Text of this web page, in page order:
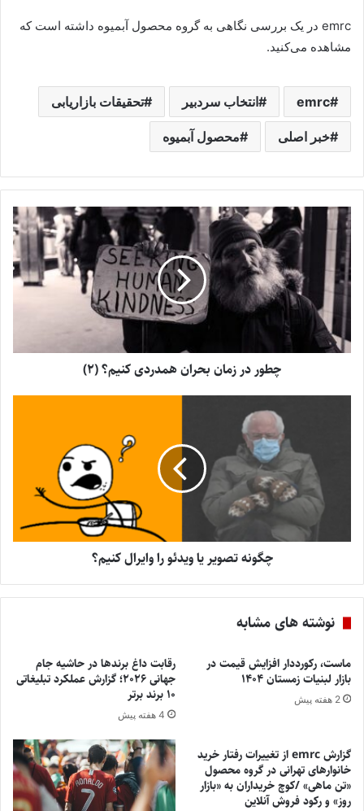
emrc در یک بررسی نگاهی به گروه محصول آبمیوه داشته است که
مشاهده می‌کنید.
emrc انتخاب سردبیر تحقیقات بازاریابی
خبر اصلی محصول آبمیوه
چطور در زمان بحران همدردی کنیم؟ (2)
چگونه تصویر یا ویدئو را وایرال کنیم؟
نوشته های مشابه
ماست، رکورددار افزایش قیمت در
بازار لبنیات زمستان ۱۴۰۴
2 هفته پیش
رقابت داغ برندها در حاشیه جام
جهانی ۲۰۲۶؛ گزارش عملکرد تبلیغاتی
۱۰ برند برتر
4 هفته پیش
گزارش emrc از تغییرات رفتار خرید
خانوارهای تهرانی در گروه محصول
«تن ماهی» /کوچ خریداران به «بازار
روز» و رکود فروش آنلاین